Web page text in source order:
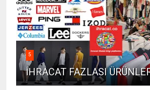
5
İHRACAT FAZLASI